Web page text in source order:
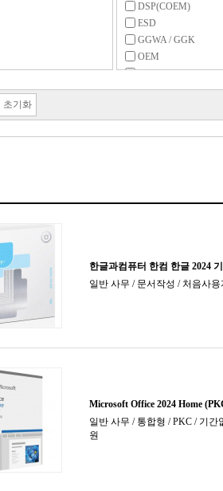
DSP(COEM)
ESD
GGWA / GGK
OEM
PKC(MLP)
구독형
초기화